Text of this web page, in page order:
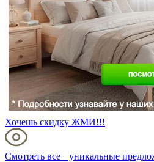
Хочешь скидку ЖМИ!!!
Смотреть все уникальные